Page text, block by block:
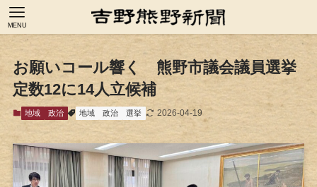
MENU
お願いコール響く 熊野市議会議員選挙
定数12に14人立候補
地域 政治 地域 政治 選挙 2026-04-19